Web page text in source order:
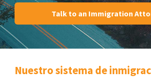
Talk to an Immigration
Nuestro sistema de